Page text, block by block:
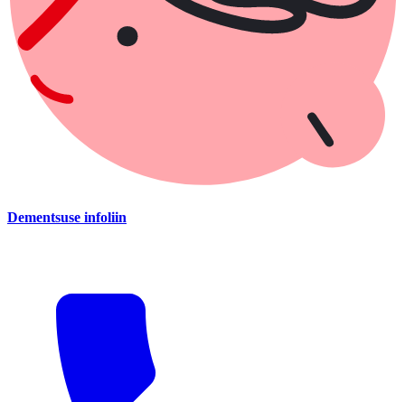
Dementsuse infoliin